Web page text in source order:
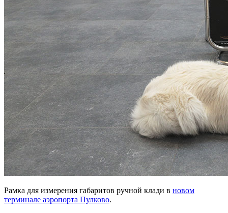
Рамка для измерения габаритов ручной клади в новом
терминале аэропорта Пулково.